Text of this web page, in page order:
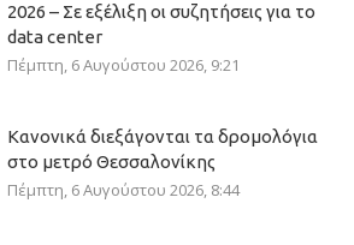
2026 – Σε εξέλιξη οι συζητήσεις για το
data center
Πέμπτη, 6 Αυγούστου 2026, 9:21
Κανονικά διεξάγονται τα δρομολόγια
στο μετρό Θεσσαλονίκης
Πέμπτη, 6 Αυγούστου 2026, 8:44